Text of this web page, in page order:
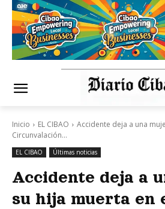
Inicio EL CIBAO
Accidente deja a una
Circunvalación...
EL CIBAO Últimas noticias
Accidente deja a
su hija muerta en